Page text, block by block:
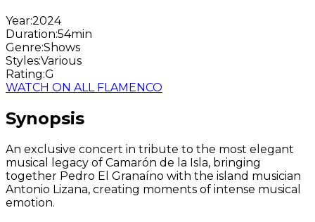
Year:2024
Duration:54min
Genre:Shows
Styles:Various
Rating:G
WATCH ON ALL FLAMENCO
Synopsis
An exclusive concert in tribute to the most elegant
musical legacy of Camarón de la Isla, bringing
together Pedro El Granaíno with the island musician
Antonio Lizana, creating moments of intense musical
emotion.